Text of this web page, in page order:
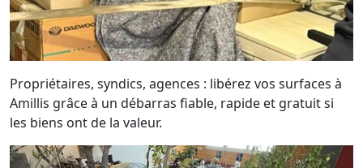
Propriétaires, syndics, agences : libérez vos surfaces à
Amillis grâce à un débarras fiable, rapide et gratuit si
les biens ont de la valeur.